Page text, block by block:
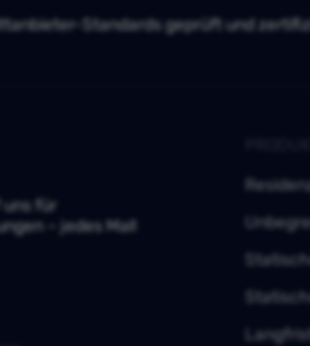
Standards geprüft und
für
– jedes Mal!